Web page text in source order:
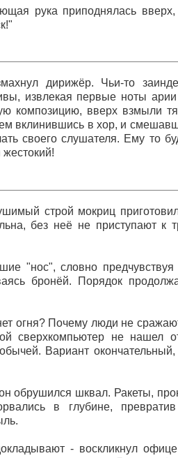
рука приподнялась
дирижёр. Чьи-то
извлекая первые ноты
композицию, вверх взмыли
вклинившись в хор, и
своего слушателя. Ему то
строй мокриц
без неё не приступают к
"нос", словно предчувствуя
бронёй. Порядок
огня? Почему люди не
сверхкомпьютер не нашел
Вариант
обрушился шквал. Ракеты,
в глубине,
- воскликнул